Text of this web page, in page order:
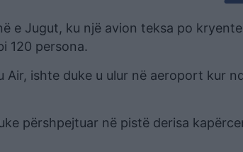
e Jugut, ku një avion teksa po
120 persona.
Air, ishte duke u ulur në aeroport kur
përshpejtuar në pistë derisa